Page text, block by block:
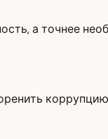
а точнее